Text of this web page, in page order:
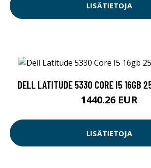
LISÄTIETOJA
DELL LATITUDE 5330 CORE I5 16GB
1440.26 EUR
LISÄTIETOJA